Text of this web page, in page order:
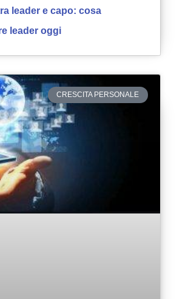
leader e capo: cosa
leader oggi
CRESCITA PERSONALE